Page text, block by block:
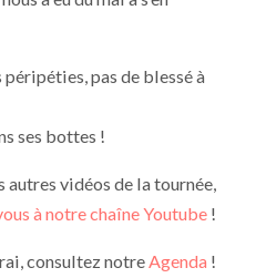
pas de blessé à
ses bottes !
autres vidéos de la tournée,
à notre chaîne Youtube !
consultez notreAgenda !